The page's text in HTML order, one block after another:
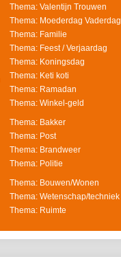
Thema: Valentijn Trouwen
Thema: Moederdag Vaderdag
Thema: Familie
Thema: Feest / Verjaardag
Thema: Koningsdag
Thema: Keti koti
Thema: Ramadan
Thema: Winkel-geld
Thema: Bakker
Thema: Post
Thema: Brandweer
Thema: Politie
Thema: Bouwen/Wonen
Thema: Wetenschap/techniek
Thema: Ruimte